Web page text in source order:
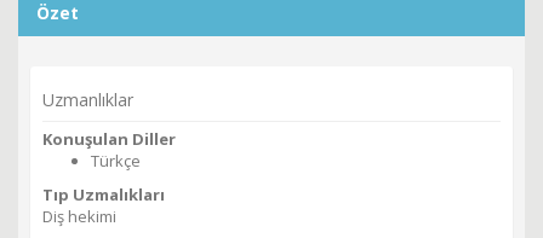
Özet
Uzmanlıklar
Konuşulan Diller
Türkçe
Tıp Uzmalıkları
Diş hekimi